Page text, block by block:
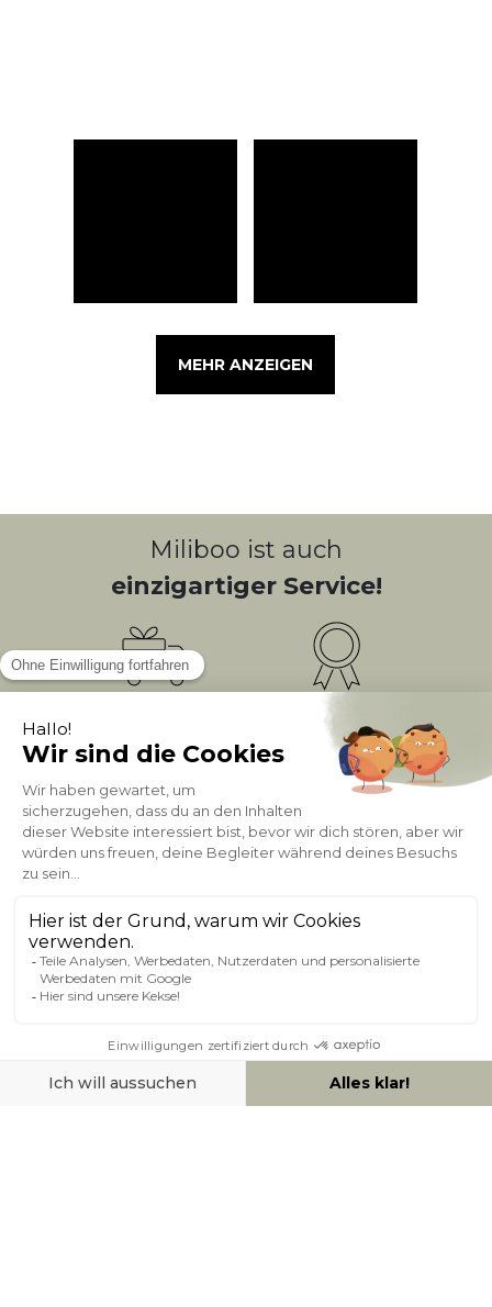
MEHR ANZEIGEN
Miliboo ist auch
einzigartiger Service!
Bonusprogramm
PUNKTE = 5
HILFE & KONTAKT